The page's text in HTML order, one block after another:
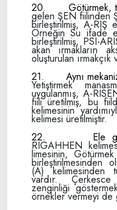
20.
Götürmek,
gelen ŞEN fiilinden
birleştirilmiş, A-RIŞ
Örneğin Su ifa­de
birleştiril­miş, PSI-
akan ırmakların
oluşturulan
21.
Aynı
Yetiştirmek
uygulanmış, A-
fiili üretilmiş, bu
kelimesinin
kelimesi üretilmiştir.
22.
Ele
RIGAHHEN
limesinin,
birleştirilmesinden
(A) kelimesinden
vardır. Çerkesce
zenginliği
örneklervermeyi de